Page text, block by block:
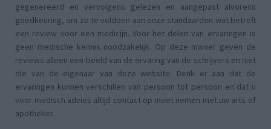
gegenereerd en vervolgens gelezen en aangepast alvorens
goedkeuring, om zo te voldoen aan onze standaarden wat betreft
een review voor een medicijn. Voor het delen van ervaringen is
geen medische kennis noodzakelijk. Op deze manier geven de
reviews alleen een beeld van de ervaring van de schrijvers en niet
die van de eigenaar van deze website. Denk er aan dat de
ervaringen kunnen verschillen van persoon tot persoon en dat u
voor medisch advies altijd contact op moet nemen met uw arts of
apotheker.